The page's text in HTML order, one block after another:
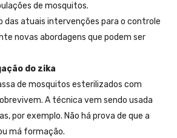
de mosquitos.
das atuais intervenções para o controle
novas abordagens que podem ser
do zika
de mosquitos esterilizados com
A técnica vem sendo usada
por exemplo. Não há prova de que a
má formação.